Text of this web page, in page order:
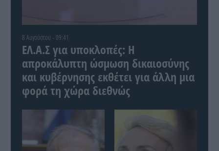
8 Αυγούστου - 09:41
ΕΛ.Α.Σ για υποκλοπές: Η
απροκάλυπτη ώσμωση δικαιοσύνης
και κυβέρνησης εκθέτει για άλλη μια
φορά τη χώρα διεθνώς